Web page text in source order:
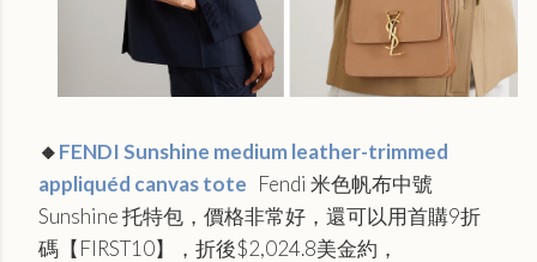
🔸FENDI Sunshine medium leather-trimmed
appliquéd canvas tote Fendi 米色帆布中號
Sunshine 托特包，價格非常好，還可以用首購9折
碼【FIRST10】，折後$2,024.8美金約，